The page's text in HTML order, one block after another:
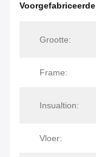
Grootte:
Frame:
Insualtion:
Vloer: